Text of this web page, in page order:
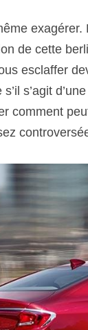
de cette
esclaffer
s’agit
comment